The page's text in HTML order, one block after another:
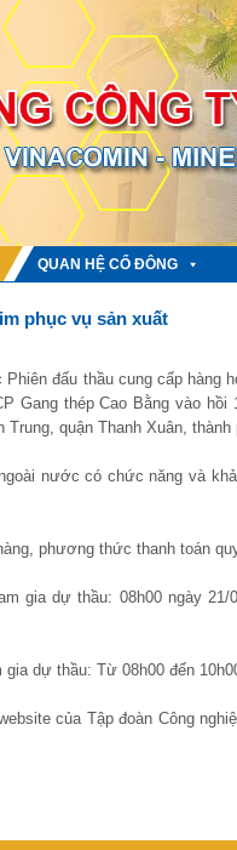
QUAN HỆ CỔ ĐÔNG
phục vụ sản xuất
đấu thầu cung cấp hàng
Gang thép Cao Bằng vào
quận Thanh Xuân, thành
nước có chức năng và
phương thức thanh toán
gia dự thầu: 08h00 ngày 21/
dự thầu: Từ 08h00 đến
của Tập đoàn Công